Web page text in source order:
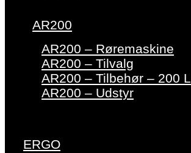
AR200
AR200 – Røremaskine
AR200 – Tilvalg
AR200 – Tilbehør – 200 L
AR200 – Udstyr
ERGO